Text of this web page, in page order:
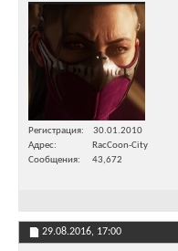
Регистрация
30.01.2010
Адрес
RacCoon-City
Сообщения
43,672
29.08.2016, 17:00